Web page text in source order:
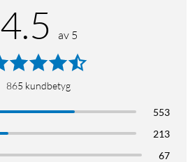
4.5 av 5
865 kundbetyg
553
213
67